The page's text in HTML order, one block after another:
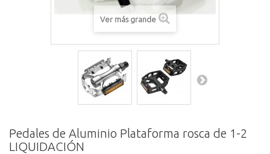
Ver más grande
Pedales de Aluminio Plataforma rosca de 1-2
LIQUIDACIÓN